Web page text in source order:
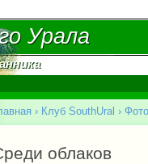
Урала
Урала
здесь
› Клуб SouthUral ›
облаков